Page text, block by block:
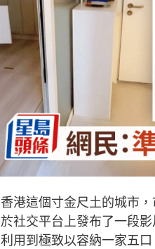
港這個寸金尺土的城市
社交平台上發布了一段
用到極致以容納一家五口